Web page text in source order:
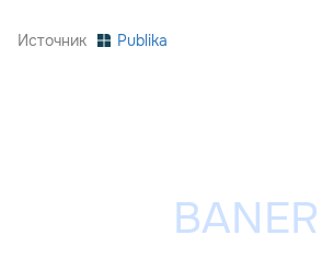
Источник Publika